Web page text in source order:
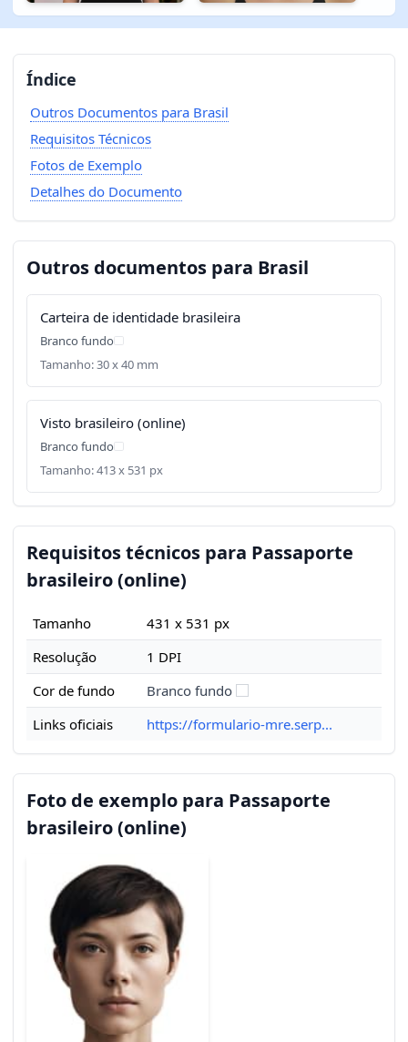
Índice
Outros Documentos para Brasil
Requisitos Técnicos
Fotos de Exemplo
Detalhes do Documento
Outros documentos para Brasil
Carteira de identidade brasileira
Branco fundo
Tamanho: 30 x 40 mm
Visto brasileiro (online)
Branco fundo
Tamanho: 413 x 531 px
Requisitos técnicos para Passaporte
brasileiro (online)
Tamanho
431 x 531 px
Resolução
1 DPI
Cor de fundo
Branco fundo
Links oficiais
https://formulario-mre.serp...
Foto de exemplo para Passaporte
brasileiro (online)